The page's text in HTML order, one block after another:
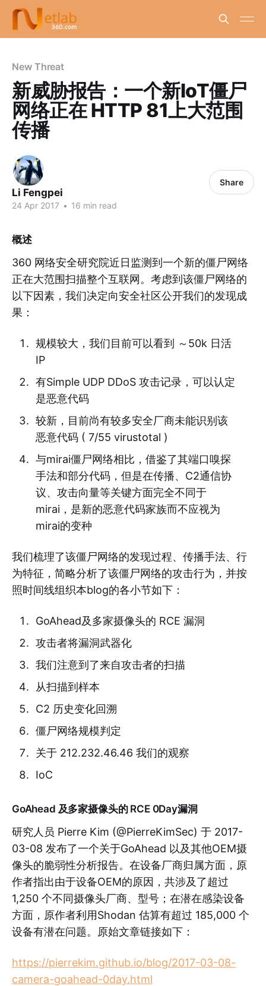
New Threat
新威胁报告：一个新IoT僵尸
网络正在 HTTP 81上大范围
传播
Li Fengpei
24 Apr 2017 • 16 min read
Share
概述
360 网络安全研究院近日监测到一个新的僵尸网络
正在大范围扫描整个互联网。考虑到该僵尸网络的
以下因素，我们决定向安全社区公开我们的发现成
果：
规模较大，我们目前可以看到 ～50k 日活
IP
有Simple UDP DDoS 攻击记录，可以认定
是恶意代码
较新，目前尚有较多安全厂商未能识别该
恶意代码 ( 7/55 virustotal )
与mirai僵尸网络相比，借鉴了其端口嗅探
手法和部分代码，但是在传播、C2通信协
议、攻击向量等关键方面完全不同于
mirai，是新的恶意代码家族而不应视为
mirai的变种
我们梳理了该僵尸网络的发现过程、传播手法、行
为特征，简略分析了该僵尸网络的攻击行为，并按
照时间线组织本blog的各小节如下：
GoAhead及多家摄像头的 RCE 漏洞
攻击者将漏洞武器化
我们注意到了来自攻击者的扫描
从扫描到样本
C2 历史变化回溯
僵尸网络规模判定
关于 212.232.46.46 我们的观察
IoC
GoAhead 及多家摄像头的 RCE 0Day漏洞
研究人员 Pierre Kim (@PierreKimSec) 于 2017-
03-08 发布了一个关于GoAhead 以及其他OEM摄
像头的脆弱性分析报告。在设备厂商归属方面，原
作者指出由于设备OEM的原因，共涉及了超过
1,250 个不同摄像头厂商、型号；在潜在感染设备
方面，原作者利用Shodan 估算有超过 185,000 个
设备有潜在问题。原始文章链接如下：
https://pierrekim.github.io/blog/2017-03-08-
camera-goahead-0day.html